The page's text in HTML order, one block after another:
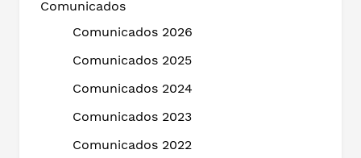
Comunicados
Comunicados 2026
Comunicados 2025
Comunicados 2024
Comunicados 2023
Comunicados 2022